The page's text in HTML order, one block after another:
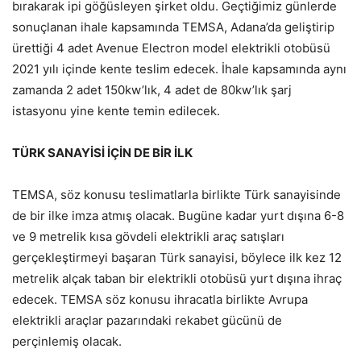
bırakarak ipi göğüsleyen şirket oldu. Geçtiğimiz günlerde
sonuçlanan ihale kapsamında TEMSA, Adana’da geliştirip
ürettiği 4 adet Avenue Electron model elektrikli otobüsü
2021 yılı içinde kente teslim edecek. İhale kapsamında aynı
zamanda 2 adet 150kw’lık, 4 adet de 80kw’lık şarj
istasyonu yine kente temin edilecek.
TÜRK SANAYİSİ İÇİN DE BİR İLK
TEMSA, söz konusu teslimatlarla birlikte Türk sanayisinde
de bir ilke imza atmış olacak. Bugüne kadar yurt dışına 6-8
ve 9 metrelik kısa gövdeli elektrikli araç satışları
gerçekleştirmeyi başaran Türk sanayisi, böylece ilk kez 12
metrelik alçak taban bir elektrikli otobüsü yurt dışına ihraç
edecek. TEMSA söz konusu ihracatla birlikte Avrupa
elektrikli araçlar pazarındaki rekabet gücünü de
perçinlemiş olacak.